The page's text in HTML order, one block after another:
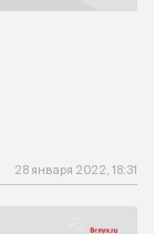
28 января 2022, 18:31